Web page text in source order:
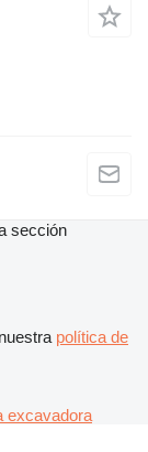
sección
política de
excavadora